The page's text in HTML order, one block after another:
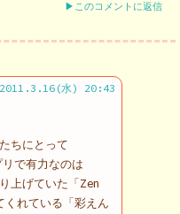
▶このコメントに返信
2011.3.16(水) 20:43
ちにとって
で有力なのは
上げていた「Zen
くれている「彩えん